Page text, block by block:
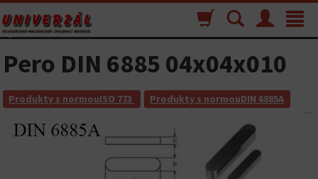
Toggle
Menu
Vyhľadávanie
Nákupný
košík
Pero DIN 6885 04x04x010
Produkty s normouISO 773 Produkty s normouDIN 6885A